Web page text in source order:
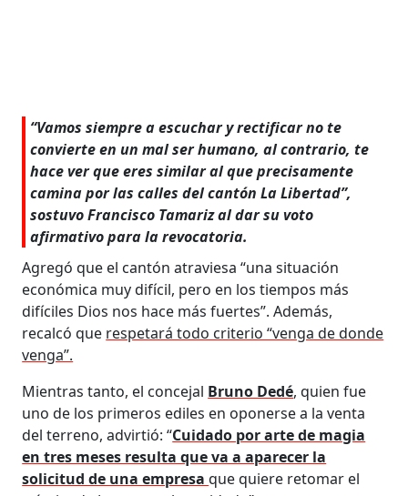
“Vamos siempre a escuchar y rectificar no te
convierte en un mal ser humano, al contrario, te
hace ver que eres similar al que precisamente
camina por las calles del cantón La Libertad”,
sostuvo Francisco Tamariz al dar su voto
afirmativo para la revocatoria.
Agregó que el cantón atraviesa “una situación
económica muy difícil, pero en los tiempos más
difíciles Dios nos hace más fuertes”. Además,
recalcó que respetará todo criterio “venga de donde
venga”.
Mientras tanto, el concejal Bruno Dedé, quien fue
uno de los primeros ediles en oponerse a la venta
del terreno, advirtió: “Cuidado por arte de magia
en tres meses resulta que va a aparecer la
solicitud de una empresaque quiere retomar el